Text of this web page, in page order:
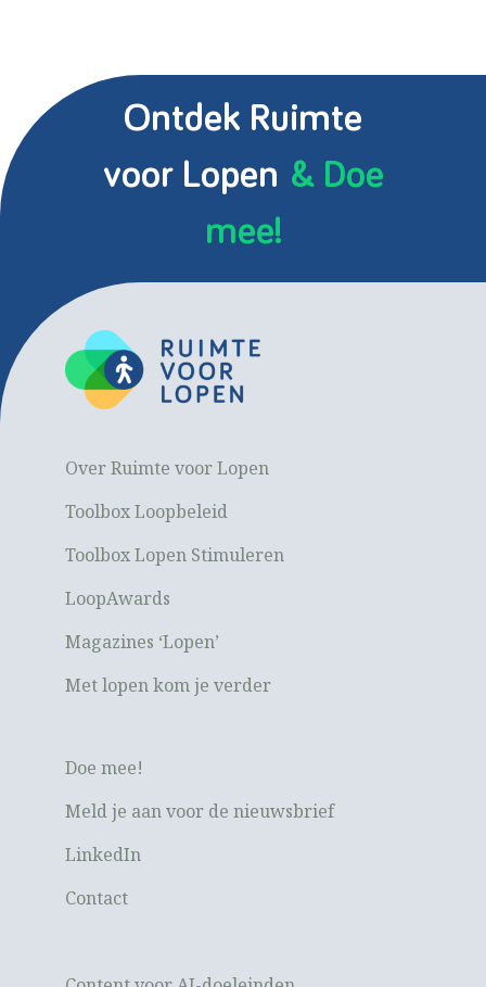
Ontdek Ruimte
voor Lopen & Doe
mee!
Over Ruimte voor Lopen
Toolbox Loopbeleid
Toolbox Lopen Stimuleren
LoopAwards
Magazines ‘Lopen’
Met lopen kom je verder
Doe mee!
Meld je aan voor de nieuwsbrief
LinkedIn
Contact